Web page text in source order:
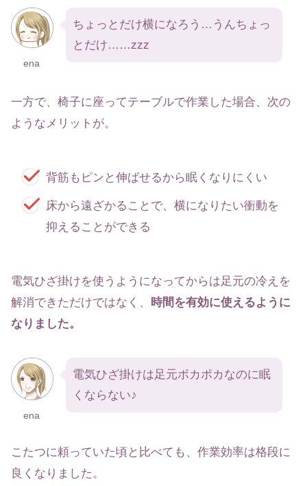
ena
ちょっとだけ横になろう…うんちょっ
とだけ……zzz
一方で、椅子に座ってテーブルで作業した場合、次の
ようなメリットが。
背筋もピンと伸ばせるから眠くなりにくい
床から遠ざかることで、横になりたい衝動を
抑えることができる
電気ひざ掛けを使うようになってからは足元の冷えを
解消できただけではなく、 時間を有効に使えるように
なりました。
ena
電気ひざ掛けは足元ポカポカなのに眠
くならない♪
こたつに頼っていた頃と比べても、作業効率は格段に
良くなりました。